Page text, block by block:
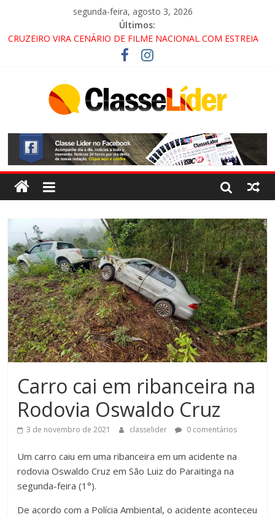
segunda-feira, agosto 3, 2026
Últimos:
CRUZEIRO VIRA CENÁRIO DE FILME NACIONAL COM ESTREIA
PROMOTOR DO GAECO
ACESSO À APARECIDA NA DUTRA SERÁ BLOQUEADO NO FIM
ALTERNATIVAS
LORENA, PINDAMONHANGABA E QUELUZ NA RETA FINAL
PELA FÁBRICA DA COCA-COLA!
Carro cai em ribanceira na
Rodovia Oswaldo Cruz
3 de novembro de 2021 classelider 0 comentários
Um carro caiu em uma ribanceira em um acidente na
rodovia Oswaldo Cruz em São Luiz do Paraitinga na
segunda-feira (1°).
De acordo com a Polícia Ambiental, o acidente aconteceu